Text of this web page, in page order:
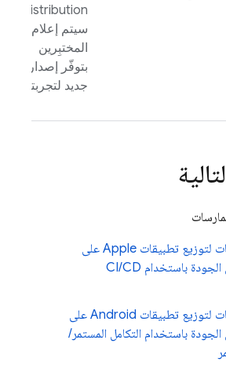
Distribution
سيتم إعلام
المختبِرين
بتوفّر إصدار
جديد لتجربته.
أفضل الممارسات لتوزيع تطبيقات Apple على
مختبِري ضمان الجودة باستخدام CI/CD
أفضل الممارسات لتوزيع تطبيقات Android على
باستخدام التكامل المستمر/